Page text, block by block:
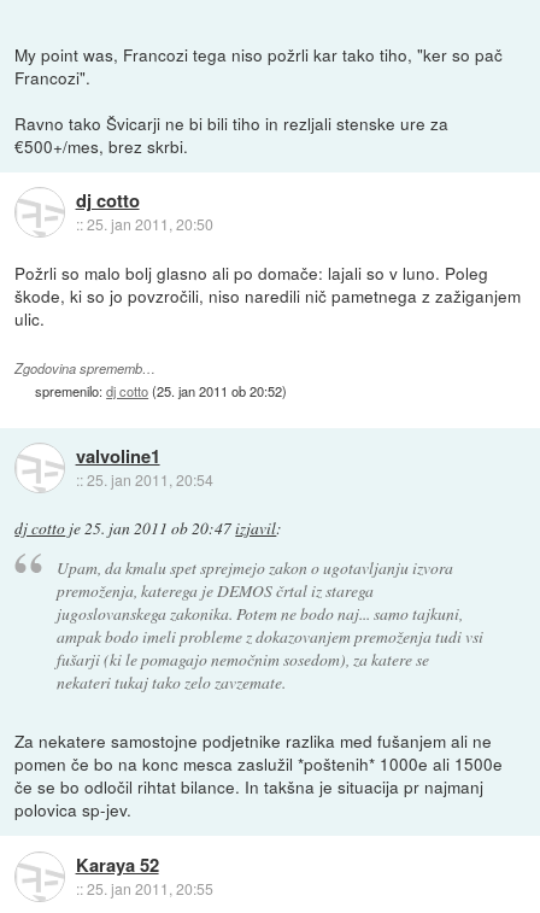
My point was, Francozi tega niso požrli kar tako tiho, "ker so pač
Francozi".
Ravno tako Švicarji ne bi bili tiho in rezljali stenske ure za
€500+/mes, brez skrbi.
dj cotto
::25. jan 2011, 20:50
Požrli so malo bolj glasno ali po domače: lajali so v luno. Poleg
škode, ki so jo povzročili, niso naredili nič pametnega z zažiganjem
ulic.
Zgodovina sprememb…
spremenilo:dj cotto(25. jan 2011 ob 20:52)
valvoline1
::25. jan 2011, 20:54
dj cotto je25. jan 2011 ob 20:47izjavil:
Upam, da kmalu spet sprejmejo zakon o ugotavljanju izvora
premoženja, katerega je DEMOS črtal iz starega
jugoslovanskega zakonika. Potem ne bodo naj... samo tajkuni,
ampak bodo imeli probleme z dokazovanjem premoženja tudi vsi
fušarji (ki le pomagajo nemočnim sosedom), za katere se
nekateri tukaj tako zelo zavzemate.
Za nekatere samostojne podjetnike razlika med fušanjem ali ne
pomen če bo na konc mesca zaslužil *poštenih* 1000e ali 1500e
če se bo odločil rihtat bilance. In takšna je situacija pr najmanj
polovica sp-jev.
Karaya 52
::25. jan 2011, 20:55